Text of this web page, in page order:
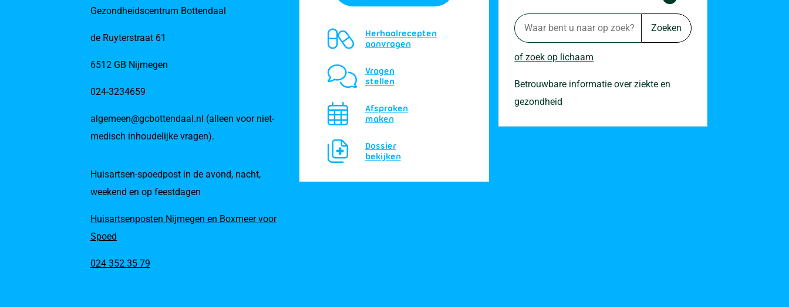
Gezondheidscentrum Bottendaal
de Ruyterstraat 61
6512 GB Nijmegen
024-3234659
algemeen@gcbottendaal.nl (alleen voor niet-
medisch inhoudelijke vragen).
Huisartsen-spoedpost in de avond, nacht,
weekend en op feestdagen
Huisartsenposten Nijmegen en Boxmeer voor
Spoed
024 352 35 79
Herhaalrecepten
aanvragen
Vragen
stellen
Afspraken
maken
Dossier
bekijken
Zoeken
of zoek op lichaam
Betrouwbare informatie over ziekte en
gezondheid